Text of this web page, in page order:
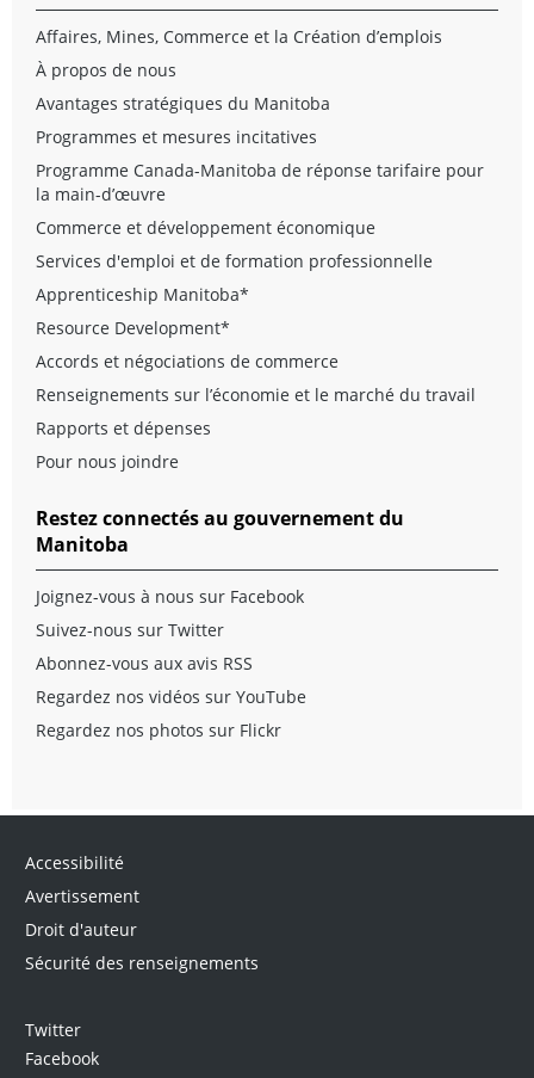
Affaires, Mines, Commerce et la Création d’emplois
À propos de nous
Avantages stratégiques du Manitoba
Programmes et mesures incitatives
Programme Canada-Manitoba de réponse tarifaire pour
la main-d’œuvre
Commerce et développement économique
Services d'emploi et de formation professionnelle
Apprenticeship Manitoba*
Resource Development*
Accords et négociations de commerce
Renseignements sur l’économie et le marché du travail
Rapports et dépenses
Pour nous joindre
Restez connectés au gouvernement du
Manitoba
Joignez-vous à nous sur Facebook
Suivez-nous sur Twitter
Abonnez-vous aux avis RSS
Regardez nos vidéos sur YouTube
Regardez nos photos sur Flickr
Accessibilité
Avertissement
Droit d'auteur
Sécurité des renseignements
Twitter
Facebook